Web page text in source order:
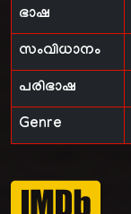
ഭാഷ
സംവിധാനം
പരിഭാഷ
Genre